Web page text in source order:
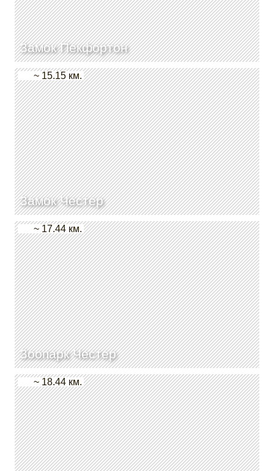
Замок Пекфортон
Замок Честер
~ 15.15 км.
Зоопарк Честер
~ 17.44 км.
~ 18.44 км.